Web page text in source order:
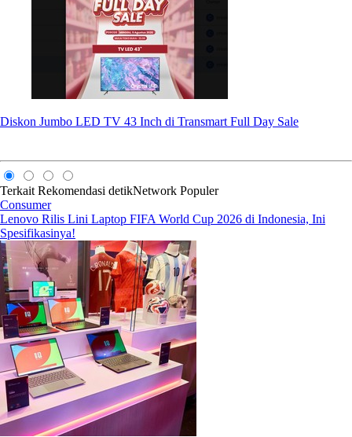
Diskon Jumbo LED TV 43 Inch di Transmart Full Day Sale
Terkait Rekomendasi detikNetwork Populer
Consumer
Lenovo Rilis Lini Laptop FIFA World Cup 2026 di Indonesia, Ini
Spesifikasinya!